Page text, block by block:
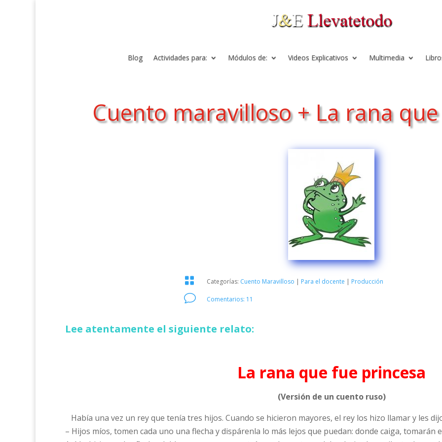
Blog Actividades para: Módulos de: Videos Explicativos Multimedia
Cuento maravilloso + La rana
 Categorías: Cuento Maravilloso | Para el docente | Producción
v Comentarios: 11
Lee atentamente el siguiente relato:
La rana que fue princesa
(Versión de un cuento ruso)
Había una vez un rey que tenía tres hijos. Cuando se hicieron mayores, el rey los hizo llamar y les
– Hijos míos, tomen cada uno una flecha y dispárenla lo más lejos que puedan: donde caiga, tomarán